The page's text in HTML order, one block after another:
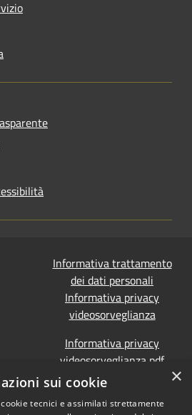
Informativa trattamento
dei dati personali
Informativa privacy
videosorveglianza
Informativa privacy
videosorveglianza pdf
Dichiarazione di
Obiettivi accessibilità
×
sui cookie
tecnici e assimilati strettamente